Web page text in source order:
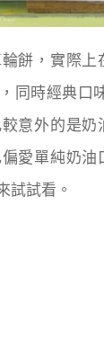
餅，實際上
同時經典口
意外的是奶
愛單純奶油
試試看。